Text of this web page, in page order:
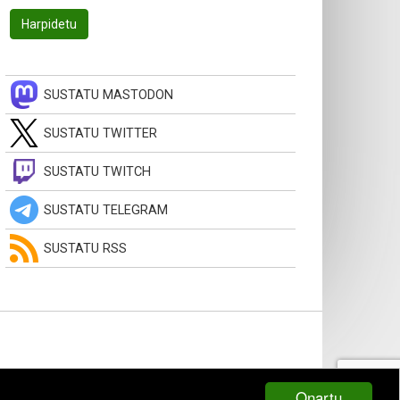
SUSTATU MASTODON
SUSTATU TWITTER
SUSTATU TWITCH
SUSTATU TELEGRAM
SUSTATU RSS